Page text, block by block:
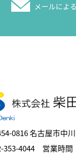
メールによ
0816 名古屋市中
353-4044 営業時